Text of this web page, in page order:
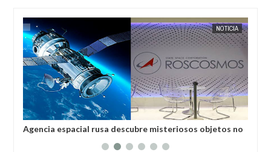
NOTICIA
Agencia espacial rusa descubre misteriosos objetos no
EXTRANOTIX MISTERIO